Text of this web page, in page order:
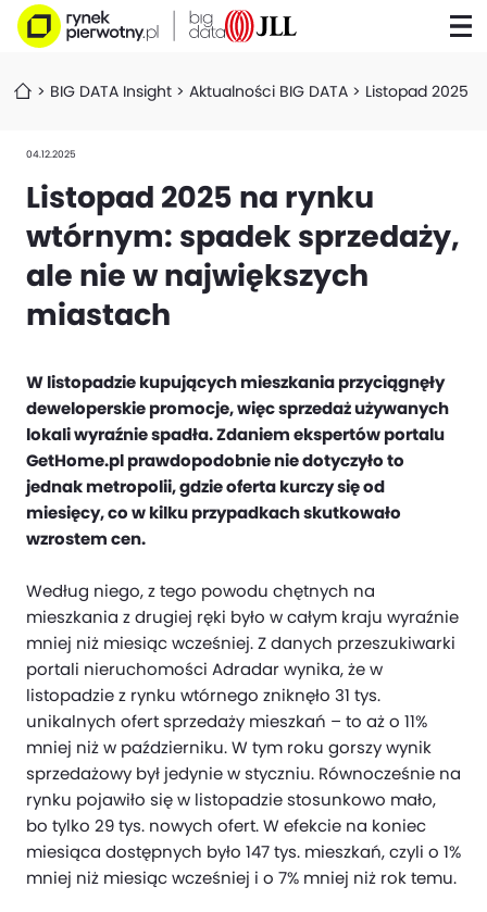
BIG DATA Insight Aktualności BIG DATA Listopad 2025
04.12.2025
Listopad 2025 na rynku
wtórnym: spadek sprzedaży,
ale nie w największych
miastach
W listopadzie kupujących mieszkania przyciągnęły
deweloperskie promocje, więc sprzedaż używanych
lokali wyraźnie spadła. Zdaniem ekspertów portalu
GetHome.pl prawdopodobnie nie dotyczyło to
jednak metropolii, gdzie oferta kurczy się od
miesięcy, co w kilku przypadkach skutkowało
wzrostem cen.
Według niego, z tego powodu chętnych na
mieszkania z drugiej ręki było w całym kraju wyraźnie
mniej niż miesiąc wcześniej. Z danych przeszukiwarki
portali nieruchomości Adradar wynika, że w
listopadzie z rynku wtórnego zniknęło 31 tys.
unikalnych ofert sprzedaży mieszkań – to aż o 11%
mniej niż w październiku. W tym roku gorszy wynik
sprzedażowy był jedynie w styczniu. Równocześnie na
rynku pojawiło się w listopadzie stosunkowo mało,
bo tylko 29 tys. nowych ofert. W efekcie na koniec
miesiąca dostępnych było 147 tys. mieszkań, czyli o 1%
mniej niż miesiąc wcześniej i o 7% mniej niż rok temu.